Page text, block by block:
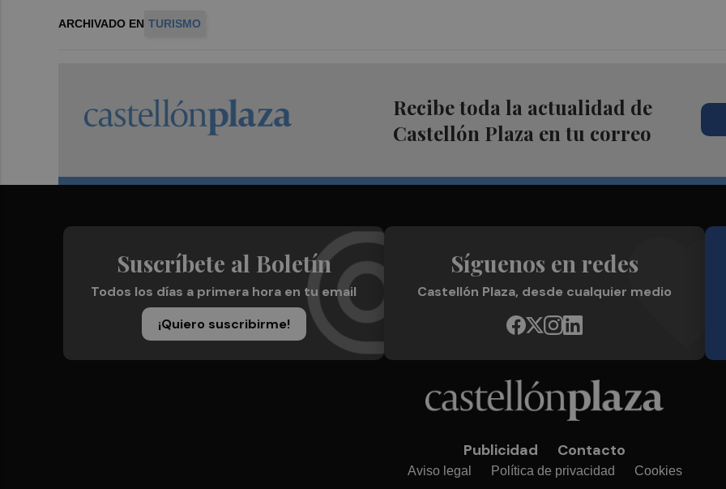
ARCHIVADO EN TURISMO
Recibe toda la actualidad de
Castellón Plaza en tu correo
Suscríbete al Boletín
Todos los días a primera hora en tu email
¡Quiero suscribirme!
Síguenos en redes
Castellón Plaza, desde cualquier medio
Publicidad Contacto
Aviso legal Política de privacidad Cookies